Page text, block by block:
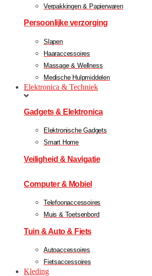
Verpakkingen & Papierwaren
Persoonlijke verzorging
Slapen
Haaraccessoires
Massage & Wellness
Medische Hulpmiddelen
Elektronica & Techniek
Gadgets & Elektronica
Elektronische Gadgets
Smart Home
Veiligheid & Navigatie
Computer & Mobiel
Telefoonaccessoires
Muis & Toetsenbord
Tuin & Auto & Fiets
Autoaccessoires
Fietsaccessoires
Kleding